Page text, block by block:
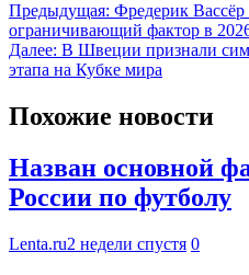
Предыдущая: Фредерик Вассёр
ограничивающий фактор в
Далее: В Швеции признали
этапа на Кубке мира
Похожие новости
Назван основной
России по футболу
Lenta.ru2 недели спустя 0